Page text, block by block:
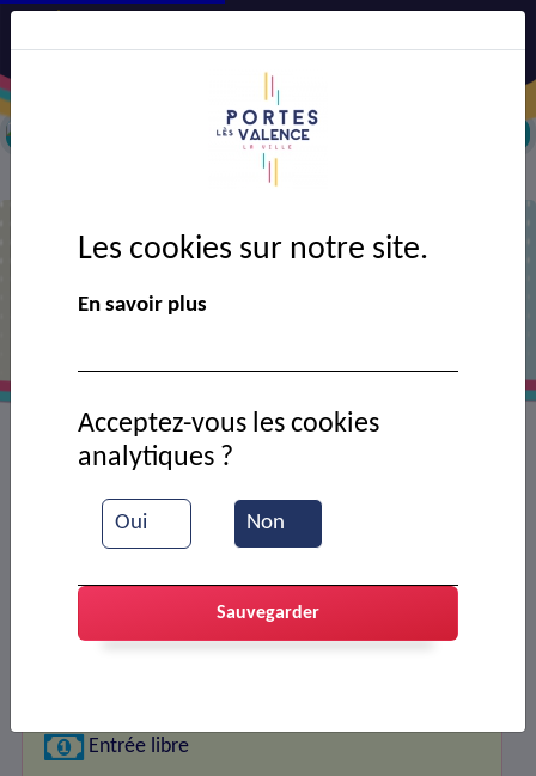
Tir à l'arc
Arc : Concours 3D
Arc : Concours 3D
Concours aux Brûlats
Pas de date à venir
Salle du plateau des Brûlats
Entrée libre
Les cookies sur notre site.
En savoir plus
Oui Non
Acceptez-vous les cookies
analytiques ?
Sauvegarder